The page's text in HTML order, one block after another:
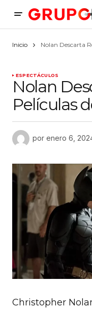
Inicio Nolan Descarta
ESPECTÁCULOS
Nolan
Películas
por enero 6,
Christopher